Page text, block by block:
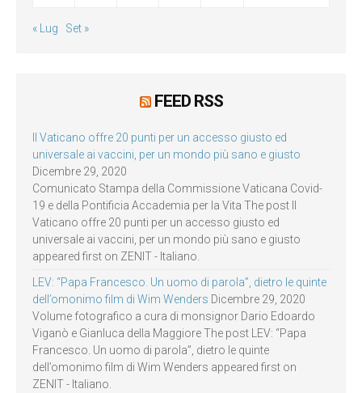
« Lug Set »
FEED RSS
Il Vaticano offre 20 punti per un accesso giusto ed
universale ai vaccini, per un mondo più sano e giusto
Dicembre 29, 2020
Comunicato Stampa della Commissione Vaticana Covid-
19 e della Pontificia Accademia per la Vita The post Il
Vaticano offre 20 punti per un accesso giusto ed
universale ai vaccini, per un mondo più sano e giusto
appeared first on ZENIT - Italiano.
LEV: “Papa Francesco. Un uomo di parola”, dietro le quinte
dell’omonimo film di Wim Wenders Dicembre 29, 2020
Volume fotografico a cura di monsignor Dario Edoardo
Viganò e Gianluca della Maggiore The post LEV: “Papa
Francesco. Un uomo di parola”, dietro le quinte
dell’omonimo film di Wim Wenders appeared first on
ZENIT - Italiano.